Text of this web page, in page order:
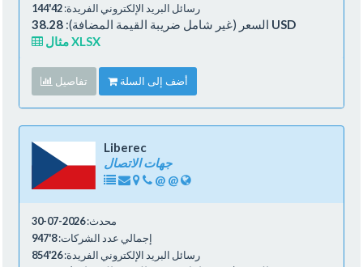
رسائل البريد الإلكتروني الفريدة:42'144
السعر (غير شامل ضريبة القيمة المضافة): 38.28 USD
مثال XLSX
تفاصيل أضف إلى السلة
Liberec
جهات الاتصال
@ @
محدث:2026-07-30
إجمالي عدد الشركات:8'947
رسائل البريد الإلكتروني الفريدة:26'854